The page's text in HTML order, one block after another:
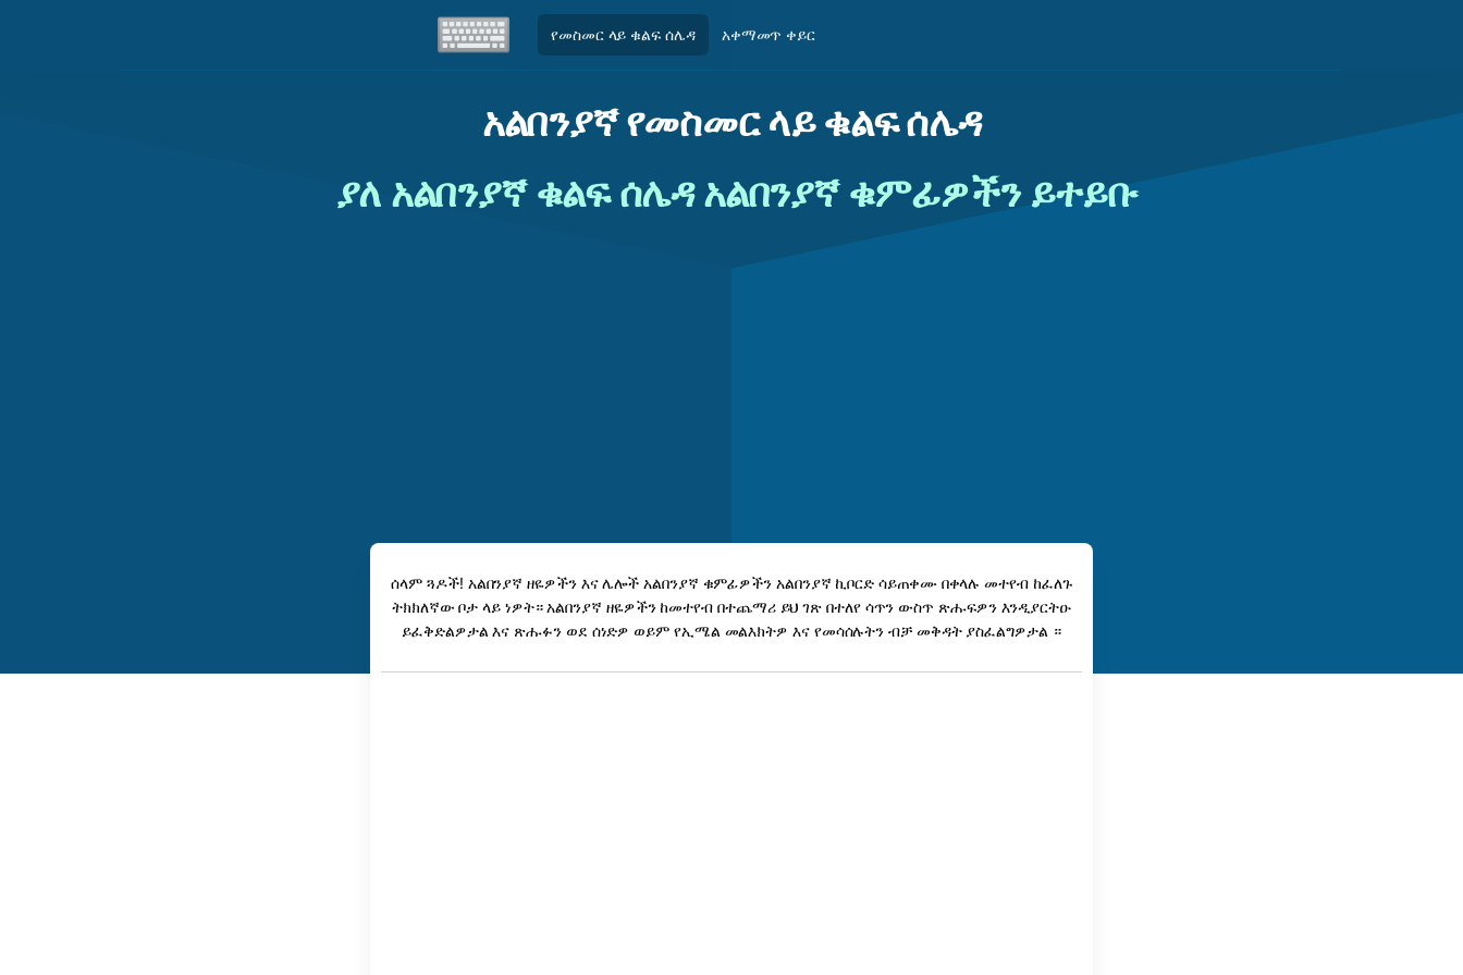
የመስመር ላይ ቁልፍ ሰሌዳ አቀማመጥ ቀይር
አልበንያኛ የመስመር ላይ ቁልፍ ሰሌዳ
ያለ አልበንያኛ ቁልፍ ሰሌዳ አልበንያኛ ቁምፊዎችን ይተይቡ
ሰላም ጓዶች! አልበንያኛ ዘዬዎችን እና ሌሎች አልበንያኛ ቁምፊዎችን አልበንያኛ ኪቦርድ ሳይጠቀሙ በቀላሉ መተየብ ከፈለጉ
ትክክለኛው ቦታ ላይ ነዎት። አልበንያኛ ዘዬዎችን ከመተየብ በተጨማሪ ይህ ገጽ በተለየ ሳጥን ውስጥ ጽሑፍዎን እንዲያርትዑ
ይፈቅድልዎታል እና ጽሑፉን ወደ ሰነድዎ ወይም የኢሜል መልእክትዎ እና የመሳሰሉትን ብቻ መቅዳት ያስፈልግዎታል ።